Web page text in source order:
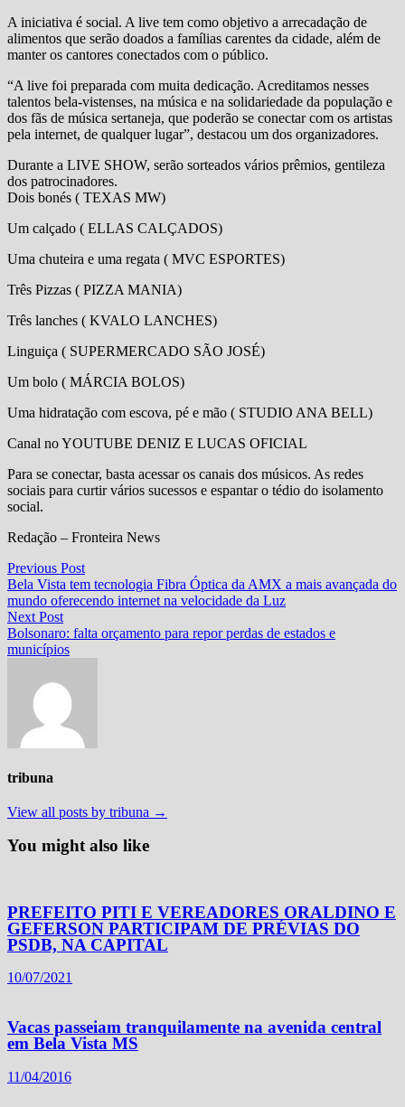
A iniciativa é social. A live tem como objetivo a arrecadação de
alimentos que serão doados a famílias carentes da cidade, além de
manter os cantores conectados com o público.
“A live foi preparada com muita dedicação. Acreditamos nesses
talentos bela-vistenses, na música e na solidariedade da população e
dos fãs de música sertaneja, que poderão se conectar com os artistas
pela internet, de qualquer lugar”, destacou um dos organizadores.
Durante a LIVE SHOW, serão sorteados vários prêmios, gentileza
dos patrocinadores.
Dois bonés ( TEXAS MW)
Um calçado ( ELLAS CALÇADOS)
Uma chuteira e uma regata ( MVC ESPORTES)
Três Pizzas ( PIZZA MANIA)
Três lanches ( KVALO LANCHES)
Linguiça ( SUPERMERCADO SÃO JOSÉ)
Um bolo ( MÁRCIA BOLOS)
Uma hidratação com escova, pé e mão ( STUDIO ANA BELL)
Canal no YOUTUBE DENIZ E LUCAS OFICIAL
Para se conectar, basta acessar os canais dos músicos. As redes
sociais para curtir vários sucessos e espantar o tédio do isolamento
social.
Redação – Fronteira News
Navegação
de
Post
Previous PostPrevious
post:
Bela Vista tem tecnologia Fibra Óptica da AMX a mais avançada do
mundo oferecendo internet na velocidade da Luz
Next PostNext
post:
Bolsonaro: falta orçamento para repor perdas de estados e
municípios
tribuna
View all posts by tribuna →
You might also like
PREFEITO PITI E VEREADORES ORALDINO E
GEFERSON PARTICIPAM DE PRÉVIAS DO
PSDB, NA CAPITAL
10/07/2021
Vacas passeiam tranquilamente na avenida central
em Bela Vista MS
11/04/2016